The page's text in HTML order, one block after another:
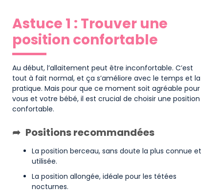
Astuce 1 : Trouver une
position confortable
Au début, l’allaitement peut être inconfortable. C’est
tout à fait normal, et ça s’améliore avec le temps et la
pratique. Mais pour que ce moment soit agréable pour
vous et votre bébé, il est crucial de choisir une position
confortable.
Positions recommandées
La position berceau, sans doute la plus connue et
utilisée.
La position allongée, idéale pour les tétées
nocturnes.